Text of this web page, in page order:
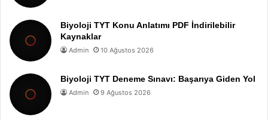
Biyoloji TYT Konu Anlatımı PDF İndirilebilir
Kaynaklar
Admin 10 Ağustos 2026
Biyoloji TYT Deneme Sınavı: Başarıya Giden Yol
Admin 9 Ağustos 2026